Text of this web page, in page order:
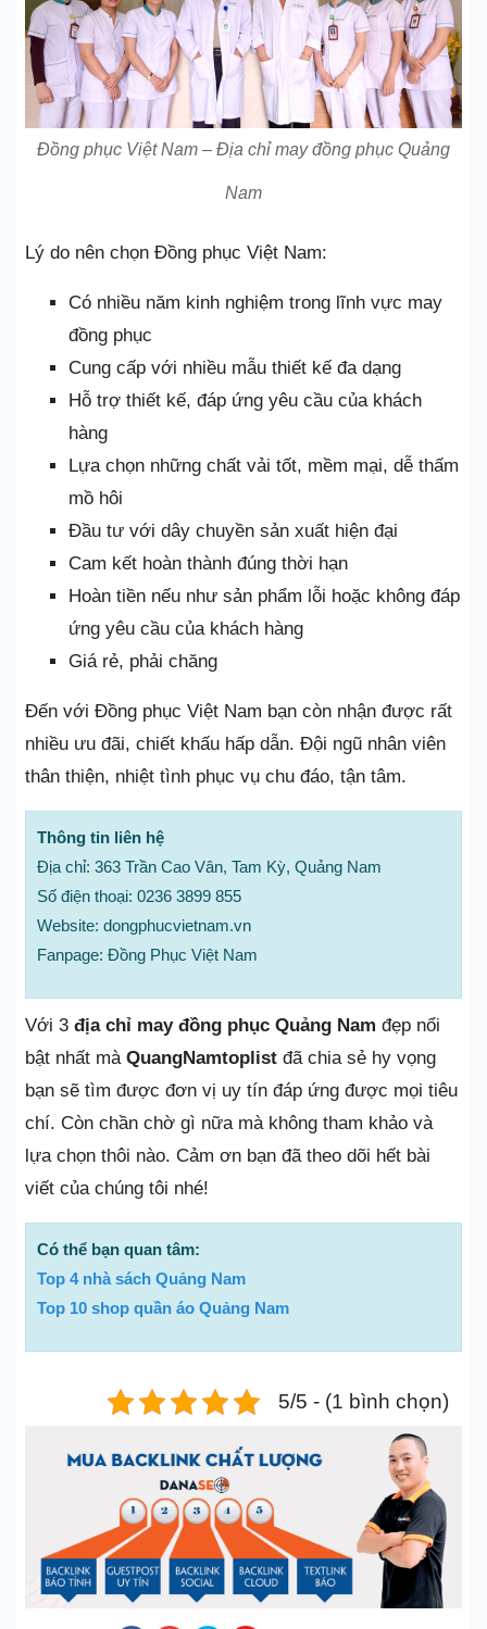
Đồng phục Việt Nam – Địa chỉ may đồng phục Quảng
Nam
Lý do nên chọn Đồng phục Việt Nam:
Có nhiều năm kinh nghiệm trong lĩnh vực may
đồng phục
Cung cấp với nhiều mẫu thiết kế đa dạng
Hỗ trợ thiết kế, đáp ứng yêu cầu của khách
hàng
Lựa chọn những chất vải tốt, mềm mại, dễ thấm
mồ hôi
Đầu tư với dây chuyền sản xuất hiện đại
Cam kết hoàn thành đúng thời hạn
Hoàn tiền nếu như sản phẩm lỗi hoặc không đáp
ứng yêu cầu của khách hàng
Giá rẻ, phải chăng
Đến với Đồng phục Việt Nam bạn còn nhận được rất
nhiều ưu đãi, chiết khấu hấp dẫn. Đội ngũ nhân viên
thân thiện, nhiệt tình phục vụ chu đáo, tận tâm.
Thông tin liên hệ
Địa chỉ: 363 Trần Cao Vân, Tam Kỳ, Quảng Nam
Số điện thoại: 0236 3899 855
Website: dongphucvietnam.vn
Fanpage: Đồng Phục Việt Nam
Với 3 địa chỉ may đồng phục Quảng Nam đẹp nổi
bật nhất mà QuangNamtoplist đã chia sẻ hy vọng
bạn sẽ tìm được đơn vị uy tín đáp ứng được mọi tiêu
chí. Còn chần chờ gì nữa mà không tham khảo và
lựa chọn thôi nào. Cảm ơn bạn đã theo dõi hết bài
viết của chúng tôi nhé!
Có thể bạn quan tâm:
Top 4 nhà sách Quảng Nam
Top 10 shop quần áo Quảng Nam
5/5 - (1 bình chọn)